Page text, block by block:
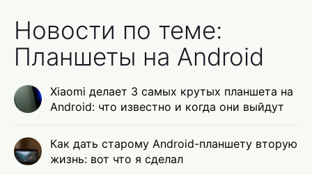
Новости по теме:
Планшеты на Android
Xiaomi делает 3 самых крутых планшета на
Android: что известно и когда они выйдут
Как дать старому Android-планшету вторую
жизнь: вот что я сделал